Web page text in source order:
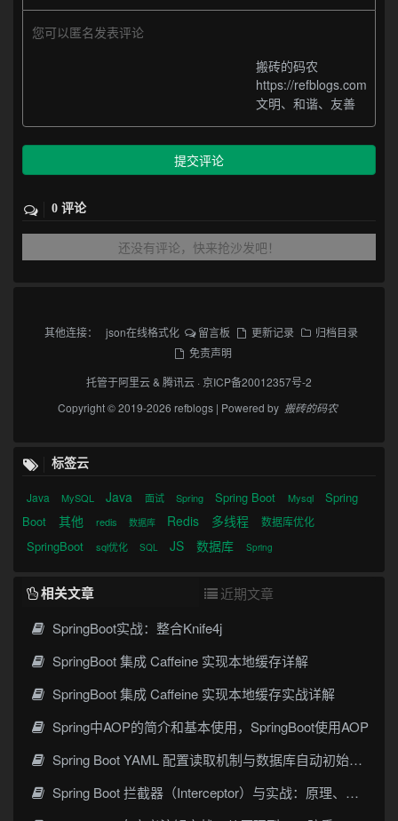
您可以匿名发表评论
搬砖的码农
https://refblogs.com
文明、和谐、友善
提交评论
0 评论
还没有评论，快来抢沙发吧！
其他连接： json在线格式化 留言板 更新记录
归档目录
免责声明
托管于阿里云& 腾讯云 ·京ICP备20012357号-2
Copyright © 2019-2026 refblogs | Powered by 搬砖的码农
标签云
Java MySQL Java 面试 Spring Spring Boot Mysql
Spring
Boot
其他 redis 数据库 Redis 多线程 数据库优化
SpringBoot sql优化 SQL JS 数据库 Spring
相关文章
近期文章
SpringBoot实战：整合Knife4j
SpringBoot 集成 Caffeine 实现本地缓存详解
SpringBoot 集成 Caffeine 实现本地缓存实战详解
Spring中AOP的简介和基本使用，SpringBoot使用AOP
Spring Boot YAML 配置读取机制与数据库自动初始化原理详解
Spring Boot 拦截器（Interceptor）与实战：原理、配置与最佳实践